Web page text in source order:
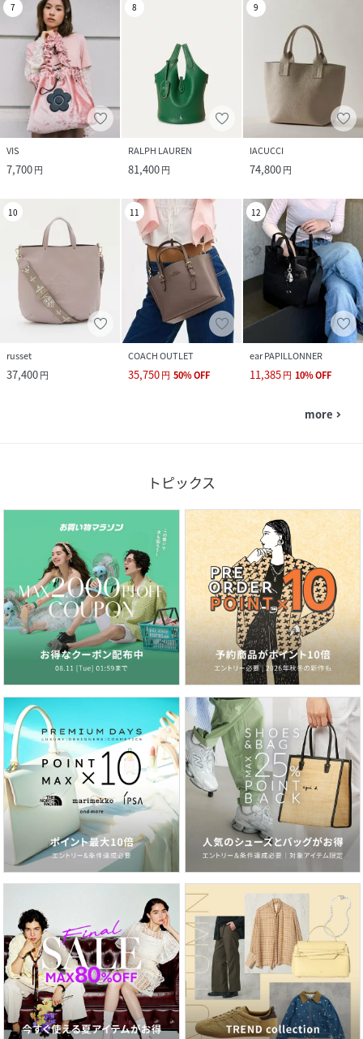
7
VIS
7,700円
8
RALPH LAUREN
81,400円
9
IACUCCI
74,800円
10
russet
37,400円
11
COACH OUTLET
35,750円 50%OFF
12
ear PAPILLONNER
11,385円 10%OFF
more navigate_next
トピックス